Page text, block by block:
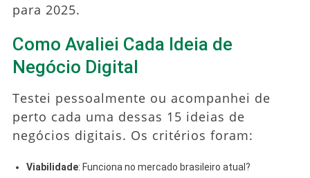
para 2025.
Como Avaliei Cada Ideia de
Negócio Digital
Testei pessoalmente ou acompanhei de
perto cada uma dessas 15 ideias de
negócios digitais. Os critérios foram:
Viabilidade: Funciona no mercado brasileiro atual?